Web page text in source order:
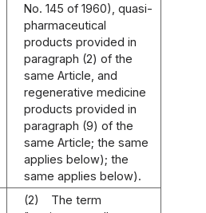
No. 145 of 1960), quasi-
pharmaceutical
products provided in
paragraph (2) of the
same Article, and
regenerative medicine
products provided in
paragraph (9) of the
same Article; the same
applies below); the
same applies below).
(2)
The term